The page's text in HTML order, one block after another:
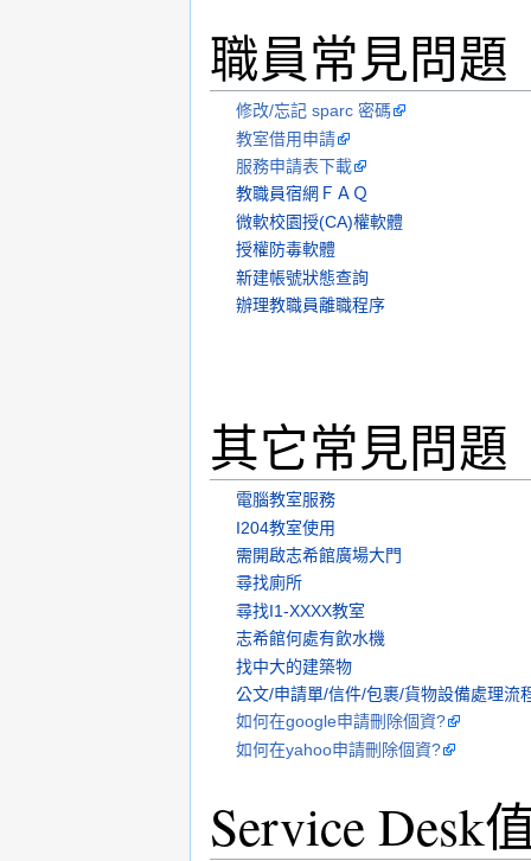
職員常見問題
修改/忘記 sparc 密碼
教室借用申請
服務申請表下載
教職員宿網ＦＡＱ
微軟校園授(CA)權軟體
授權防毒軟體
新建帳號狀態查詢
辦理教職員離職程序
其它常見問題
電腦教室服務
I204教室使用
需開啟志希館廣場大門
尋找廁所
尋找I1-XXXX教室
志希館何處有飲水機
找中大的建築物
公文/申請單/信件/包裹/貨物設備處理流
如何在google申請刪除個資?
如何在yahoo申請刪除個資?
Service Desk